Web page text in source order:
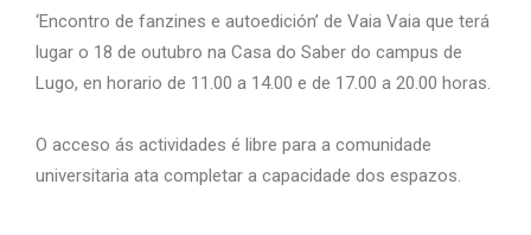
‘Encontro de fanzines e autoedición’ de Vaia Vaia que terá
lugar o 18 de outubro na Casa do Saber do campus de
Lugo, en horario de 11.00 a 14.00 e de 17.00 a 20.00 horas.
O acceso ás actividades é libre para a comunidade
universitaria ata completar a capacidade dos espazos.